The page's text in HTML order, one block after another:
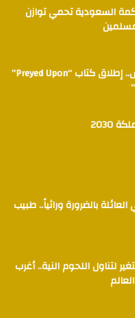
السعودية تحمي توازن
مدينة لوس أنجلوس.. إطلاق كتاب “Preyed Upon”
2030
بالضرورة وراثياً.. طبيب
لتناول اللحوم النية.. أغرب